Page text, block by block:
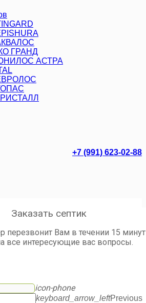
ГРАНД
АСТРА
+7 (991) 623-02-88
Заказать септик
Вам в течении 15
все интересующие вас вопросы.
icon-phone
keyboard_arrow_leftPrevious